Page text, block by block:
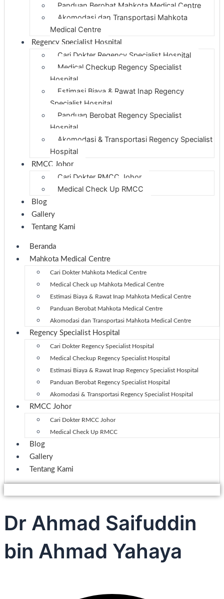
Panduan Berobat Mahkota Medical Centre
Akomodasi dan Transportasi Mahkota
Medical Centre
Regency Specialist Hospital
Cari Dokter Regency Specialist Hospital
Medical Checkup Regency Specialist
Hospital
Estimasi Biaya & Rawat Inap Regency
Specialist Hospital
Panduan Berobat Regency Specialist
Hospital
Akomodasi & Transportasi Regency Specialist
Hospital
RMCC Johor
Cari Dokter RMCC Johor
Medical Check Up RMCC
Blog
Gallery
Tentang Kami
Beranda
Mahkota Medical Centre
Cari Dokter Mahkota Medical Centre
Medical Check up Mahkota Medical Centre
Estimasi Biaya & Rawat Inap Mahkota Medical Centre
Panduan Berobat Mahkota Medical Centre
Akomodasi dan Transportasi Mahkota Medical Centre
Regency Specialist Hospital
Cari Dokter Regency Specialist Hospital
Medical Checkup Regency Specialist Hospital
Estimasi Biaya & Rawat Inap Regency Specialist Hospital
Panduan Berobat Regency Specialist Hospital
Akomodasi & Transportasi Regency Specialist Hospital
RMCC Johor
Cari Dokter RMCC Johor
Medical Check Up RMCC
Blog
Gallery
Tentang Kami
Dr Ahmad Saifuddin
bin Ahmad Yahaya